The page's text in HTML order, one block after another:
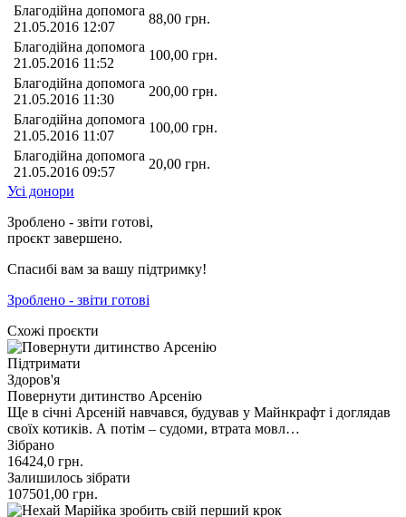
Благодійна допомога
21.05.2016 12:07
88,00 грн.
Благодійна допомога
21.05.2016 11:52
100,00 грн.
Благодійна допомога
21.05.2016 11:30
200,00 грн.
Благодійна допомога
21.05.2016 11:07
100,00 грн.
Благодійна допомога
21.05.2016 09:57
20,00 грн.
Усі донори
Зроблено - звіти готові,
проєкт завершено.
Спасибі вам за вашу підтримку!
Зроблено - звіти готові
Схожі проєкти
Підтримати
Здоров'я
Повернути дитинство Арсенію
Ще в січні Арсеній навчався, будував у Майнкрафт і доглядав
своїх котиків. А потім – судоми, втрата мовл…
Зібрано
16424,0 грн.
Залишилось зібрати
107501,00 грн.